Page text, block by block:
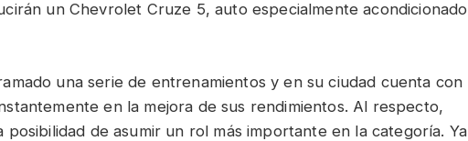
un Chevrolet Cruze 5, auto especialmente acondicionado
una serie de entrenamientos y en su ciudad cuenta con
en la mejora de sus rendimientos. Al respecto,
posibilidad de asumir un rol más importante en la categoría. Ya